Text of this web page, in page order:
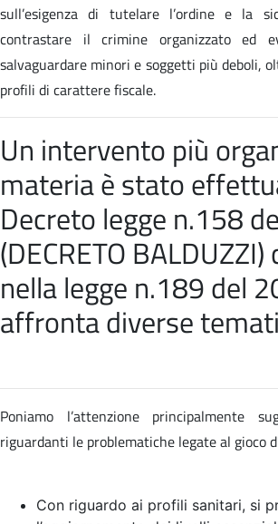
sull’esigenza di tutelare l’ordine e la
contrastare il crimine organizzato ed
salvaguardare minori e soggetti più deboli,
profili di carattere fiscale.
Un intervento più
materia è stato
Decreto legge n.158
(DECRETO
nellalegge n.189 del
affronta diverse
Poniamo l’attenzione
riguardanti le problematiche legate al gioco
Con riguardo ai profili sanitari, si